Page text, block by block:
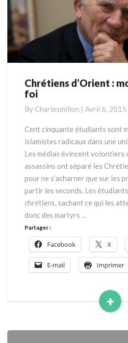
Chrétiens
d’Orient
mourir
pour
foi
Chrétiens d’Orient :
foi
By Charlesmillon | Avril 6, 2015
Cent cinquante étudiants sont
islamistes radicaux dans une
Les médias évincent volontiers
assassins ont séparé les
pour ne s’acharner que sur les
partir les seconds. Les
chrétiens, sachant ce qui les
donc des martyrs …
+
Partager :
Facebook X
E-mail Imprimer